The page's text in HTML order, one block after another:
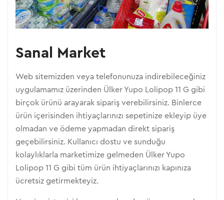
Sanal Market
Web sitemizden veya telefonunuza indirebileceğiniz
uygulamamız üzerinden Ülker Yupo Lolipop 11 G gibi
birçok ürünü arayarak sipariş verebilirsiniz. Binlerce
ürün içerisinden ihtiyaçlarınızı sepetinize ekleyip üye
olmadan ve ödeme yapmadan direkt sipariş
geçebilirsiniz. Kullanıcı dostu ve sunduğu
kolaylıklarla marketimize gelmeden Ülker Yupo
Lolipop 11 G gibi tüm ürün ihtiyaçlarınızı kapınıza
ücretsiz getirmekteyiz.